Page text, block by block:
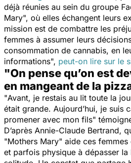
déjà réunies au sein du groupe
Mary", où elles échangent leurs
mission est de combattre les
femmes à assumer leurs
consommation de cannabis, en
informations", peut-on lire sur le
"On pense qu’on est
en mangeant de la
"Avant, je restais au lit toute la
était grande. Aujourd’hui, je suis
promener avec mon fils"
D’après Annie-Claude Bertrand,
"Mothers Mary" aide ces
et parfois physique à dépasser